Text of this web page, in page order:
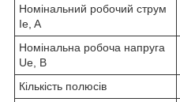
Номінальний робочий струм
Ie, A
Номінальна робоча напруга
Ue, В
Кількість полюсів